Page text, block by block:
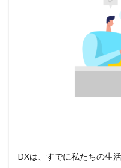
DXは、すでに私たちの生